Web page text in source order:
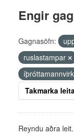
Engir
Gagnasöfn:
ruslastampar
Takmarka
Reyndu aðra leit.